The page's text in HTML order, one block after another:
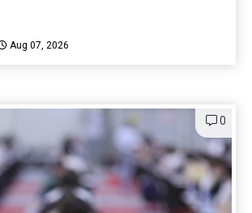
Aug 07, 2026
0